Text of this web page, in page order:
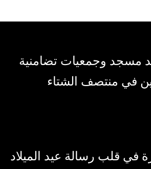
مسجد وجمعيات تضامنية
في منتصف الشتاء
في قلب رسالة عيد الميلاد